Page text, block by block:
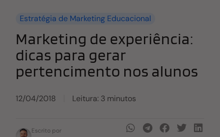
Estratégia de Marketing Educacional
Marketing de experiência:
dicas para gerar
pertencimento nos alunos
12/04/2018 Leitura: 3 minutos
Escrito por